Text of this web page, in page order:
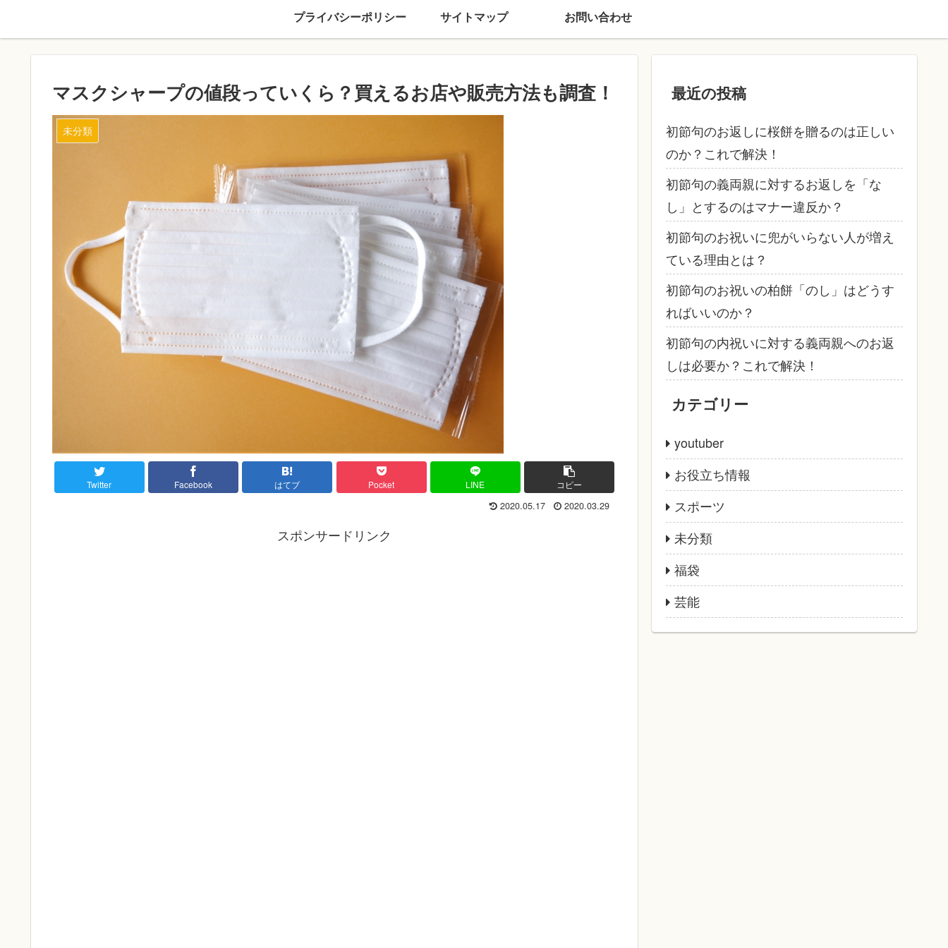
プライバシーポリシー サイトマップ お問い合わせ
マスクシャープの値段っていくら？買えるお店や販売方法も調査！
未分類
Twitter Facebook はてブ Pocket LINE コピー
2020.05.17 2020.03.29
スポンサードリンク
最近の投稿
初節句のお返しに桜餅を贈るのは正しい
のか？これで解決！
初節句の義両親に対するお返しを「な
し」とするのはマナー違反か？
初節句のお祝いに兜がいらない人が増え
ている理由とは？
初節句のお祝いの柏餅「のし」はどうす
ればいいのか？
初節句の内祝いに対する義両親へのお返
しは必要か？これで解決！
カテゴリー
youtuber
お役立ち情報
スポーツ
未分類
福袋
芸能